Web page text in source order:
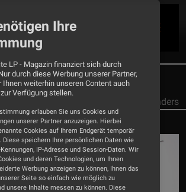
Tests
Plattenspieler
Origin Live Swift - Einmal alles anders
Ihre
LP - Magazin finanziert sich durch
durch diese Werbung unserer Partner,
Ihnen weiterhin unseren Content auch
Verfügung stellen.
erlauben Sie uns Cookies und
unserer Partner anzuzeigen. Hierbei
Cookies auf Ihrem Endgerät temporär
Diese speichern Ihre persönlichen Daten wie
IP-Adresse und Session-Daten. Wir
und deren Technologien, um Ihnen
Werbung anzeigen zu können, Ihnen das
Seite so einfach wie möglich zu
unsere Inhalte messen zu können. Diese